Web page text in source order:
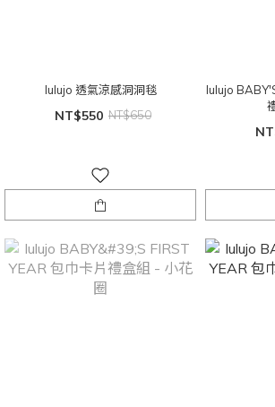
lulujo 透氣涼感洞洞毯
NT$550 NT$650
lulujo